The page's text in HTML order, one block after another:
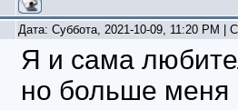
Дата: Суббота, 2021-10-09, 11:20 PM |
Я и сама
но больше меня